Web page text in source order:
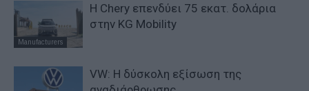
Manufacturers
Η Chery επενδύει 75 εκατ. δολάρια
στην KG Mobility
VW: Η δύσκολη εξίσωση της